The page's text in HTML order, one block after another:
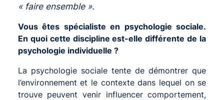
« faire ensemble ».
Vous êtes spécialiste en psychologie sociale.
En quoi cette discipline est-elle différente de la
psychologie individuelle ?
La psychologie sociale tente de démontrer que
l’environnement et le contexte dans lequel on se
trouve peuvent venir influencer comportement,